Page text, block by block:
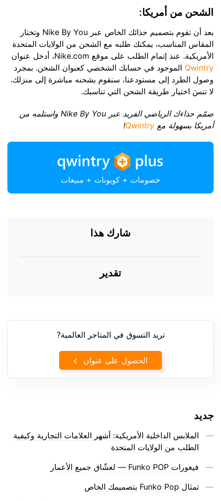
الشحن من أمريكا:
بعد أن تقوم بتصميم حذائك الخاص عبر Nike By You وتختار
المقاس المناسب، يمكنك طلبه مع الشحن من الولايات المتحدة
الأمريكية. عند إتمام الطلب على موقع Nike.com، أدخل عنوان
Qwintry الموجود في حسابك الشخصي كعنوان الشحن. بمجرد
وصول الطرد إلى مستودعنا، سنقوم بشحنه مباشرة إلى منزلك.
لا تنسَ اختيار طريقة الشحن التي تناسبك.
صمّم حذاءك الرياضي الفريد عبر Nike By You واستلمه من
أمريكا بسهولة مع Qwintry
!
خصومات + كوبونات + مبيعات
شارك هذا
تقدير
تريد التسوق في المتاجر العالمية?
الحصول على عنوان
جديد
الملابس الداخلية الأمريكية: أشهر العلامات التجارية وكيفية
الطلب من الولايات المتحدة
فيغورات Funko POP — لعشّاق جميع الأعمار
تمثال Funko Pop بتصميمك الخاص